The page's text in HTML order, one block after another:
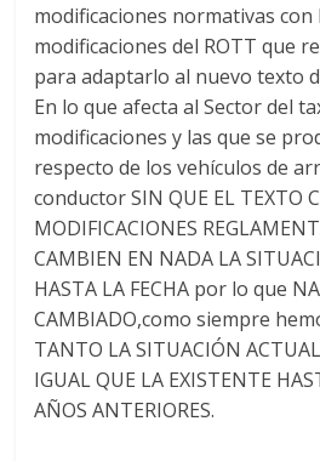
modificaciones normativas con
modificaciones del ROTT que
para adaptarlo al nuevo texto
En lo que afecta al Sector del
modificaciones y las que se
respecto de los vehículos de
conductor SIN QUE EL TEXTO
MODIFICACIONES
CAMBIEN EN NADA LA
HASTA LA FECHA por lo que
CAMBIADO,como siempre
TANTO LA SITUACIÓN
IGUAL QUE LA EXISTENTE
AÑOS ANTERIORES.